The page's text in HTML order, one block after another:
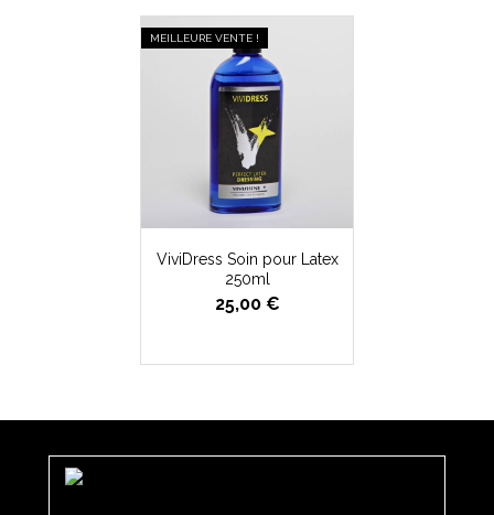
MEILLEURE VENTE !
ViviDress Soin pour Latex
250ml
25,00 €